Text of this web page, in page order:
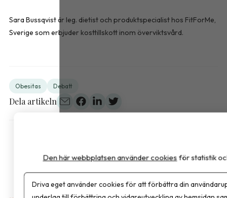
Sara Bussqvist är leg. dietist och produktspecialist hos FitForMe,
Sverige som erbjuder kosttillskott inom överviktsvård.
Obesitas Debatt
Dela artikeln
Den här webbplatsen använder cookies för statistik
Driva eget använder cookies för att förbättra din